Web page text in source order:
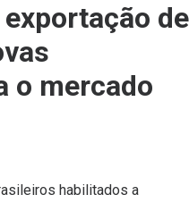
de
o mercado
habilitados a